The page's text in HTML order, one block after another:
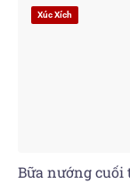
Xúc Xích
Bữa nướng cuối